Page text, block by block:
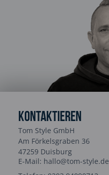
Kontaktieren
Tom Style GmbH
Am Förkelsgraben 36
47259 Duisburg
E-Mail: hallo@tom-style.de